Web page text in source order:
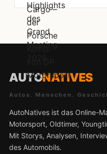
AUTONATIVES
Autos. Menschen.
AutoNatives ist das Online-
Motorsport, Oldtimer,
Mit Storys, Analysen,
des Automobils.